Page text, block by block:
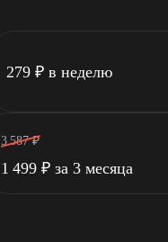
279 ₽ в неделю
3 587 ₽
1 499 ₽ за 3 месяца